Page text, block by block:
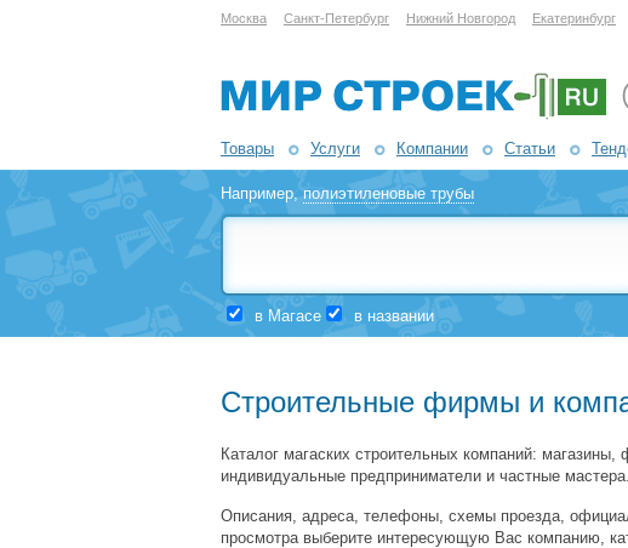
Москва Санкт-Петербург Нижний Новгород Екатеринбург
Товары Услуги Компании Статьи
Например,полиэтиленовые трубы
в Магасе в названии
Строительные фирмы и
Каталог магаских строительных компаний:
индивидуальные предприниматели и частные мастера.
Описания, адреса, телефоны, схемы проезда,
просмотра выберите интересующую Вас компанию,